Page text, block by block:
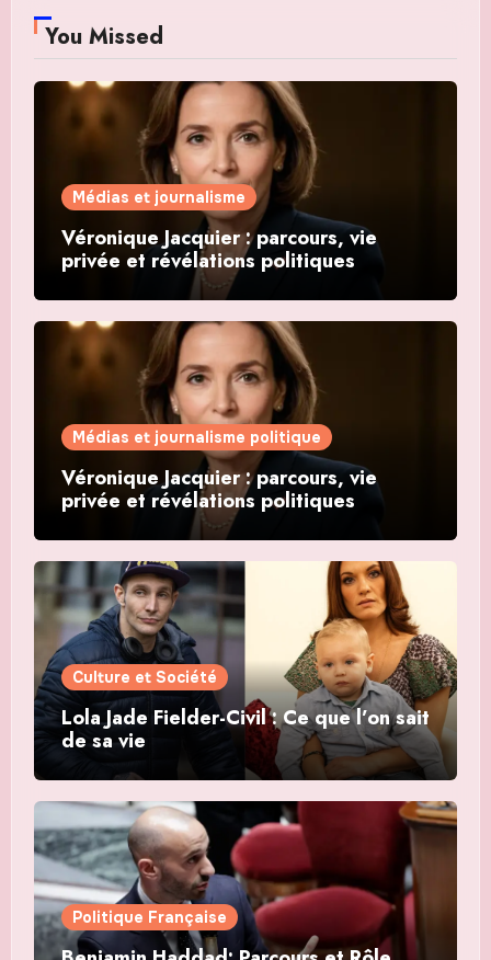
You Missed
Médias et journalisme
Véronique Jacquier : parcours, vie
privée et révélations politiques
Médias et journalisme politique
Véronique Jacquier : parcours, vie
privée et révélations politiques
Culture et Société
Lola Jade Fielder-Civil : Ce que l’on sait
de sa vie
Politique Française